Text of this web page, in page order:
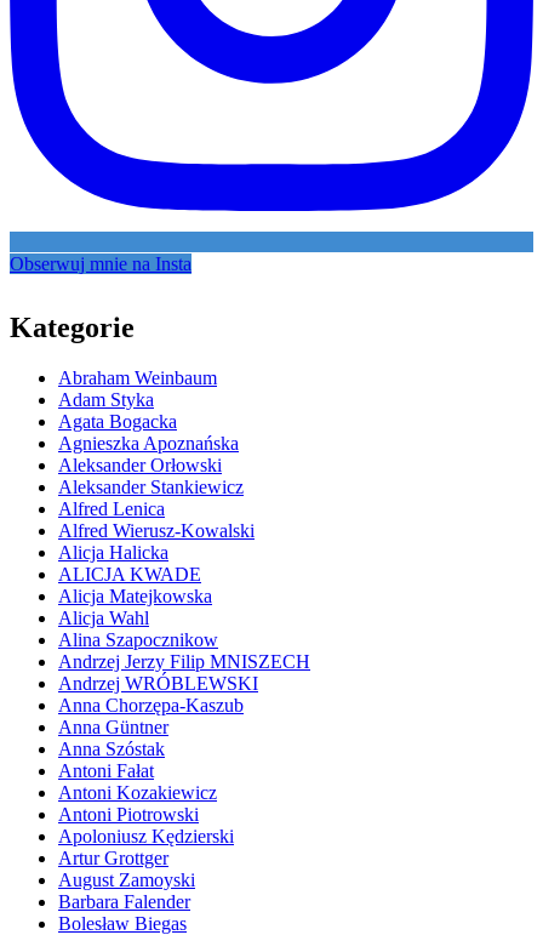
Obserwuj mnie na Insta
Kategorie
Abraham Weinbaum
Adam Styka
Agata Bogacka
Agnieszka Apoznańska
Aleksander Orłowski
Aleksander Stankiewicz
Alfred Lenica
Alfred Wierusz-Kowalski
Alicja Halicka
ALICJA KWADE
Alicja Matejkowska
Alicja Wahl
Alina Szapocznikow
Andrzej Jerzy Filip MNISZECH
Andrzej WRÓBLEWSKI
Anna Chorzępa-Kaszub
Anna Güntner
Anna Szóstak
Antoni Fałat
Antoni Kozakiewicz
Antoni Piotrowski
Apoloniusz Kędzierski
Artur Grottger
August Zamoyski
Barbara Falender
Bolesław Biegas